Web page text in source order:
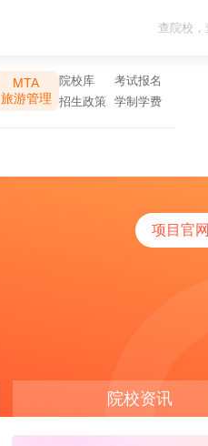
MTA
旅游管理
院校库
考试报名
招生政策
学制学费
项目官网
院校资讯